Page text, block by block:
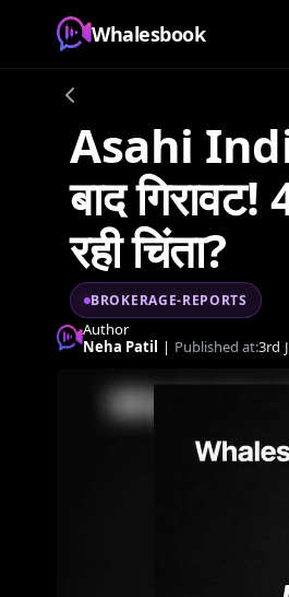
Whalesbook
Asahi
बाद
रही चिंता?
BROKERAGE-REPORTS
Author
Neha Patil | Published at:3rd